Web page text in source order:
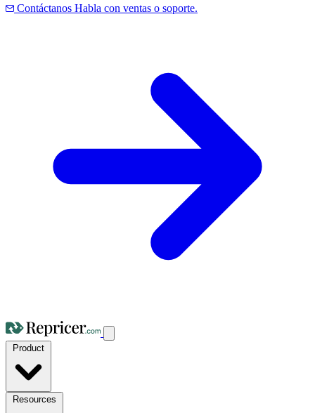
Contáctanos Habla con ventas o soporte.